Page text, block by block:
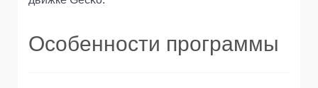
Особенности программы